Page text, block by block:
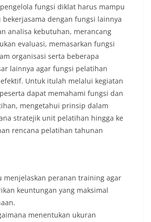
fungsi diklat harus mampu
bekerjasama dengan fungsi lainnya
analisa kebutuhan, merancang
evaluasi, memasarkan fungsi
organisasi serta beberapa
lainnya agar fungsi pelatihan
Untuk itulah melalui kegiatan
dapat memahami fungsi dan
mengetahui prinsip dalam
stratejik unit pelatihan hingga ke
rencana pelatihan tahunan
menjelaskan peranan training agar
keuntungan yang maksimal
menentukan ukuran